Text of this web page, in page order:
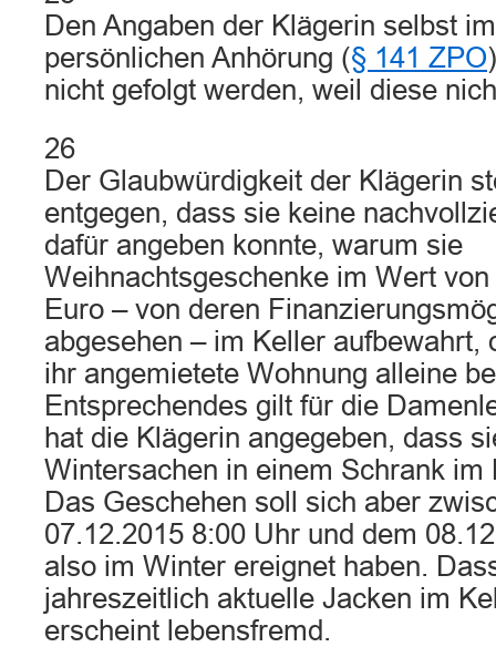
Den Angaben der Klägerin selbst
persönlichen Anhörung (§ 141 ZPO
nicht gefolgt werden, weil diese
26
Der Glaubwürdigkeit der Klägerin
entgegen, dass sie keine
dafür angeben konnte, warum sie
Weihnachtsgeschenke im Wert
Euro – von deren
abgesehen – im Keller aufbewahrt,
ihr angemietete Wohnung alleine
Entsprechendes gilt für die
hat die Klägerin angegeben, dass
Wintersachen in einem Schrank im
Das Geschehen soll sich aber
07.12.2015 8:00 Uhr und dem
also im Winter ereignet haben.
jahreszeitlich aktuelle Jacken im
erscheint lebensfremd.